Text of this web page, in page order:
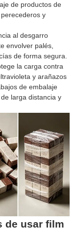
de productos de
y
al desgarro
envolver palés,
de forma segura.
la carga contra
y arañazos
de embalaje
larga distancia y
de usar film